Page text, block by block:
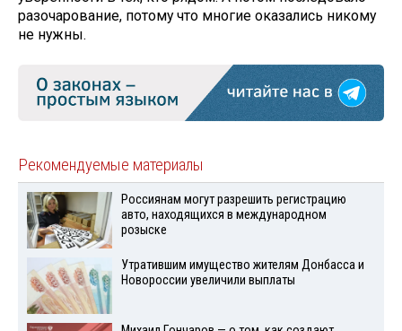
разочарование, потому что многие оказались никому
не нужны.
Рекомендуемые материалы
Россиянам могут разрешить регистрацию
авто, находящихся в международном
розыске
Утратившим имущество жителям Донбасса и
Новороссии увеличили выплаты